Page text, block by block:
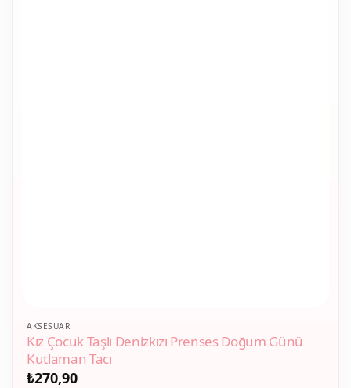
AKSESUAR
Kız Çocuk Taşlı Denizkızı Prenses Doğum Günü
Kutlaman Tacı
₺270,90